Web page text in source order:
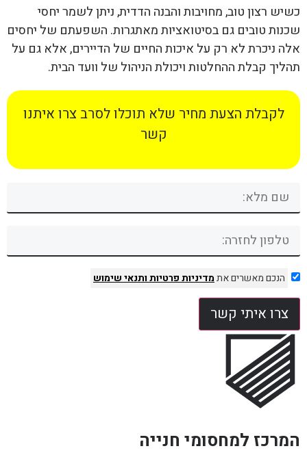
כשיש רצון טוב, מחויבות והבנה הדדית, ניתן לשמר יחסי
שכנות טובים גם בסיטואציות מאתגרות. השפעתם של יחסים
אלה ניכרת לא רק על איכות החיים של הדיירים, אלא גם על
תהליך קבלת ההחלטות ויכולת הניהול של וועד הבית.
לקבלת הצעת מחיר שלא תוכלו לסרב צרו איתנו
קשר
הנכם מאשרים אתמדיניות פרטיותותנאי שימוש
צרו איתי קשר
המרכז למחסומי חנייה